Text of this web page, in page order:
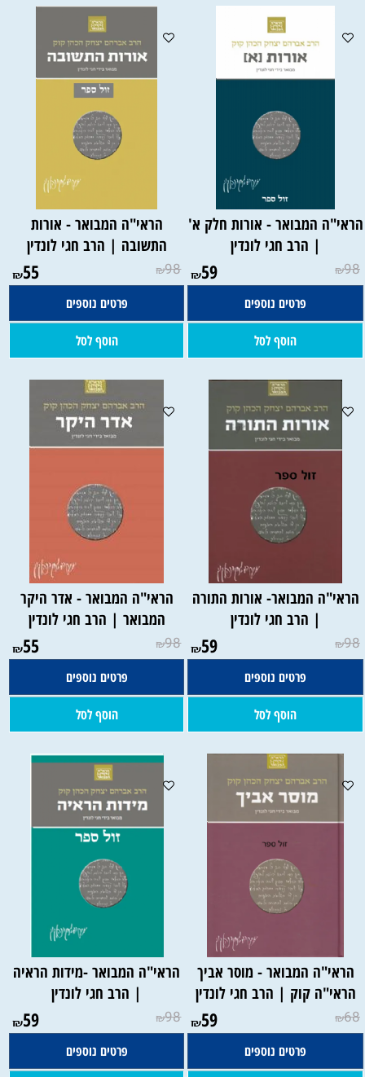
המבואר - אורות חלק א'
| הרב חגי לונדין
₪98
₪59
פרטים נוספים
הוסף לסל
הראי"ה המבואר - אורות
התשובה | הרב חגי לונדין
₪98
₪55
פרטים נוספים
הוסף לסל
הראי"ה המבואר- אורות התורה
| הרב חגי לונדין
₪98
₪59
פרטים נוספים
הוסף לסל
הראי"ה המבואר - אדר היקר
המבואר | הרב חגי לונדין
₪98
₪55
פרטים נוספים
הוסף לסל
הראי"ה המבואר - מוסר אביך
הראי"ה קוק | הרב חגי לונדין
₪68
₪59
פרטים נוספים
הראי"ה המבואר -מידות הראיה
| הרב חגי לונדין
₪98
₪59
פרטים נוספים